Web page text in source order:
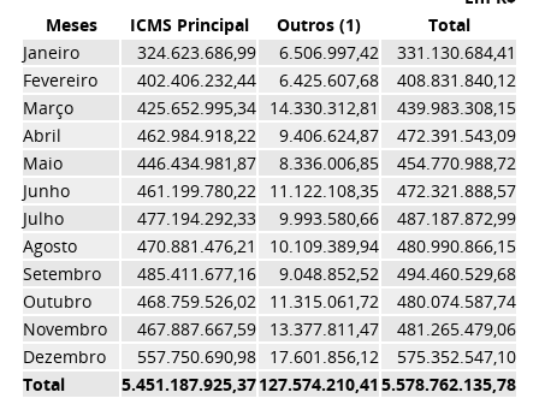
Meses
ICMS Principal Outros (1)
Total
Janeiro
324.623.686,99 6.506.997,42
331.130.684,41
Fevereiro
402.406.232,44 6.425.607,68
408.831.840,12
Março
425.652.995,34 14.330.312,81
439.983.308,15
Abril
462.984.918,22 9.406.624,87
472.391.543,09
Maio
446.434.981,87 8.336.006,85
454.770.988,72
Junho
461.199.780,22 11.122.108,35
472.321.888,57
Julho
477.194.292,33 9.993.580,66
487.187.872,99
Agosto
470.881.476,21 10.109.389,94
480.990.866,15
Setembro
485.411.677,16 9.048.852,52
494.460.529,68
Outubro
468.759.526,02 11.315.061,72
480.074.587,74
Novembro
467.887.667,59 13.377.811,47
481.265.479,06
Dezembro
557.750.690,98 17.601.856,12
575.352.547,10
Total
5.451.187.925,37127.574.210,41 5.578.762.135,78